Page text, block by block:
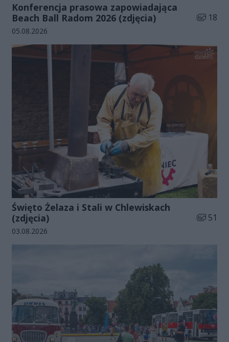
Konferencja prasowa zapowiadająca
Beach Ball Radom 2026 (zdjęcia)
Liczba
18
Data dodania galerii:
05.08.2026
Święto Żelaza i Stali w Chlewiskach
(zdjęcia)
Liczba
51
Data dodania galerii:
03.08.2026